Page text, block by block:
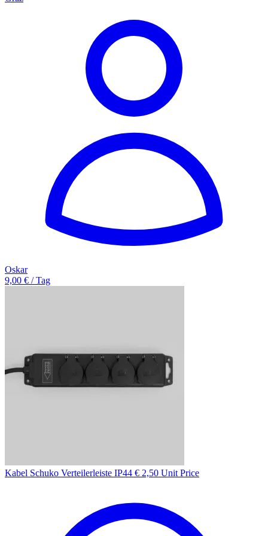
Oskar
9,00 € / Tag
Kabel Schuko Verteilerleiste IP44 € 2,50 Unit Price